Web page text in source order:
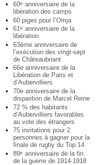
60e anniversaire de la
libération des camps
60 piges pour l’Omja
61e anniversaire de la
libération
63ème anniversaire de
l’exécution des vingt-sept
de Châteaubriant
66e anniversaire de la
Libération de Paris et
d’Aubervilliers
70e anniversaire de la
disparition de Marcel Reine
72 % des habitants
d’Aubervilliers favorables
au vote des étrangers
75 invitations pour 2
personnes à gagner pour la
finale de rugby du Top 14
89e anniversaire de la fin
de la guerre de 1914-1918